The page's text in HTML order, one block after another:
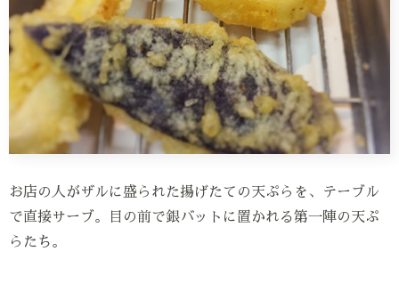
お店の人がザルに盛られた揚げたての天ぷらを、テーブル
で直接サーブ。目の前で銀バットに置かれる第一陣の天ぷ
らたち。